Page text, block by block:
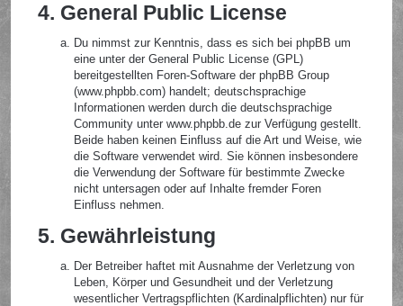
4. General Public License
Du nimmst zur Kenntnis, dass es sich bei phpBB um
eine unter der General Public License (GPL)
bereitgestellten Foren-Software der phpBB Group
(www.phpbb.com) handelt; deutschsprachige
Informationen werden durch die deutschsprachige
Community unter www.phpbb.de zur Verfügung gestellt.
Beide haben keinen Einfluss auf die Art und Weise, wie
die Software verwendet wird. Sie können insbesondere
die Verwendung der Software für bestimmte Zwecke
nicht untersagen oder auf Inhalte fremder Foren
Einfluss nehmen.
5. Gewährleistung
Der Betreiber haftet mit Ausnahme der Verletzung von
Leben, Körper und Gesundheit und der Verletzung
wesentlicher Vertragspflichten (Kardinalpflichten) nur für